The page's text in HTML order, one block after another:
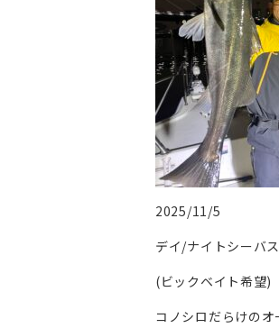
2025/11/5
デイ/ナイトシーバ
(ビックベイト希望)
コノシロだらけのオ